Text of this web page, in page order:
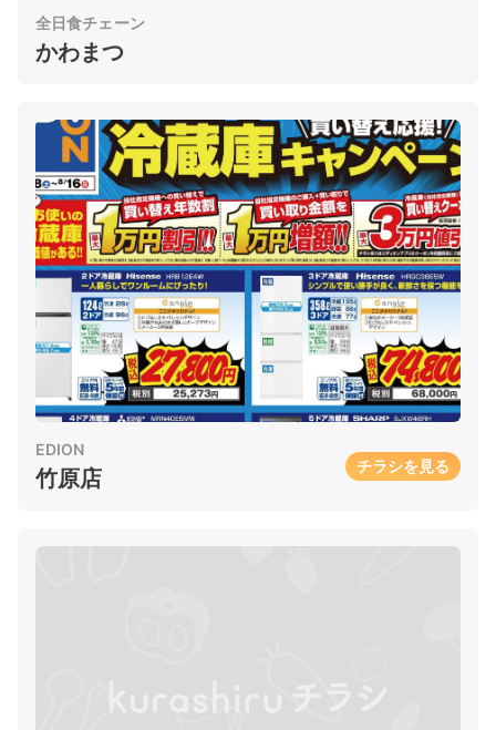
全日食チェーン
かわまつ
EDION
竹原店 チラシを見る